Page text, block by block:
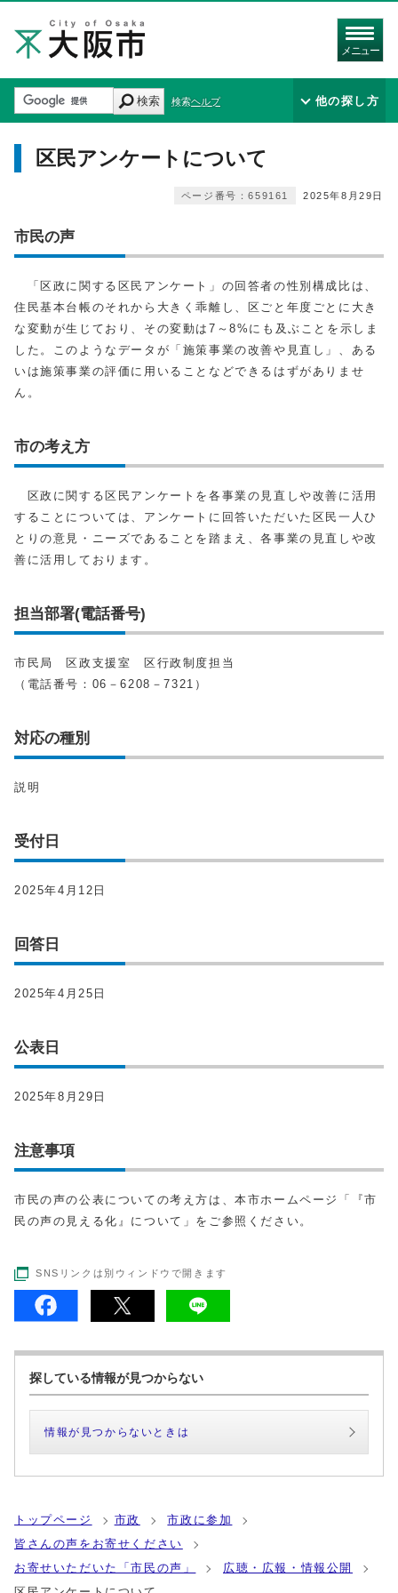
メニュー
検索 検索ヘルプ 他の探し方
区民アンケートについて
2025年8月29日
ページ番号：659161
市民の声
「区政に関する区民アンケート」の回答者の性別構成比は、
住民基本台帳のそれから大きく乖離し、区ごと年度ごとに大き
な変動が生じており、その変動は7～8%にも及ぶことを示しま
した。このようなデータが「施策事業の改善や見直し」、ある
いは施策事業の評価に用いることなどできるはずがありませ
ん。
市の考え方
区政に関する区民アンケートを各事業の見直しや改善に活用
することについては、アンケートに回答いただいた区民一人ひ
とりの意見・ニーズであることを踏まえ、各事業の見直しや改
善に活用しております。
担当部署(電話番号)
市民局 区政支援室 区行政制度担当
（電話番号：06－6208－7321）
対応の種別
説明
受付日
2025年4月12日
回答日
2025年4月25日
公表日
2025年8月29日
注意事項
市民の声の公表についての考え方は、本市ホームページ「『市
民の声の見える化』について」をご参照ください。
SNSリンクは別ウィンドウで開きます
探している情報が見つからない
情報が見つからないときは
トップページ 市政
市政に参加
皆さんの声をお寄せください
お寄せいただいた「市民の声」
広聴・広報・情報公開